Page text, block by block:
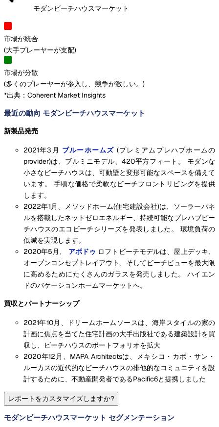
モダンビーチハウスマーケット
市場が統合
(大手プレーヤーが支配)
市場が分散
(多くのプレーヤーが参入し、競争が激しい。 )
*出典：Coherent Market Insights
最近の動向 モダンビーチハウスマーケット
新製品発売
2021年3月 ブルーホームズ (プレミアムプレハブホームの
provider)は、ブルミニモデル、420平方フィート。 モダンな
小さなビーチハウスは、可動壁と変形可能なスペースを備えて
います。 手頃な価格で柔軟なビーチフロントリビングを提供
します。
2022年1月、メソッドホーム(住宅建設会社)は、ソーラーパネ
ルを搭載したネットゼロエネルギー、持続可能なプレハブビー
チハウスのエコビーチシリーズを発表しました。 環境負荷の
低減を実現します。
2020年5月、 アボドゥ ロフトビーチモデルは、屋上デッキ、
オープンコンセプトレイアウト、そしてビーチビューを最大限
に高めるためにたくさんのガラスを発売しました。 ハイエン
ドのバケーションホームマーケットへ。
買収とパートナーシップ
2021年10月、ドリームホームソースは、海岸スタイルの家の
計画に焦点を当てた住宅計画の大手出版社である建築設計を買
収し、ビーチハウスのポートフォリオを拡大
2020年12月、MAPA Architectsは、メキシコ・カボ・サン・
ルーカスの近代的なビーチハウスの排他的なコミュニティを設
計するために、不動産開発者であるPacific6と提携しました
レポートをカスタマイズしますか?
モダンビーチハウスマーケット セグメンテーション